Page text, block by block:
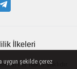
İlkeleri
her hakkı saklıdır.
uygun şekilde çerez